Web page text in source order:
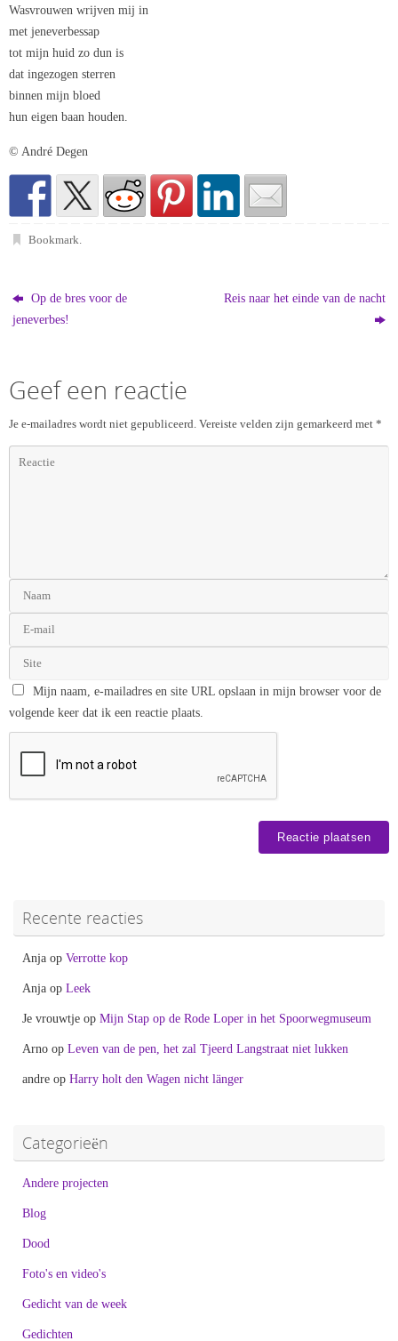
Wasvrouwen wrijven mij in
met jeneverbessap
tot mijn huid zo dun is
dat ingezogen sterren
binnen mijn bloed
hun eigen baan houden.
© André Degen
Bookmark.
Op de bres voor de
jeneverbes!
Reis naar het einde van de nacht
Geef een reactie
Je e-mailadres wordt niet gepubliceerd. Vereiste velden zijn gemarkeerd met *
Mijn naam, e-mailadres en site URL opslaan in mijn browser voor de
volgende keer dat ik een reactie plaats.
Recente reacties
Anja op Verrotte kop
Anja op Leek
Je vrouwtje op Mijn Stap op de Rode Loper in het Spoorwegmuseum
Arno op Leven van de pen, het zal Tjeerd Langstraat niet lukken
andre op Harry holt den Wagen nicht länger
Categorieën
Andere projecten
Blog
Dood
Foto's en video's
Gedicht van de week
Gedichten